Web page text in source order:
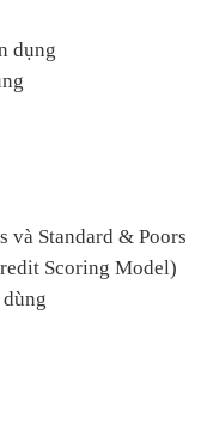
dụng
và Standard & Poors
Scoring Model)